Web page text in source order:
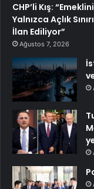
CHP’li Kış:
Yalnızca Açlık
İlan Ediliyor”
Ağustos 7, 2026